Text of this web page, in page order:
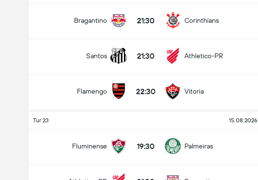
Bragantino 21:30 Corinthians
Santos 21:30 Athletico-PR
Flamengo 22:30 Vitoria
Tur 23 15.08.2026
Fluminense 19:30 Palmeiras